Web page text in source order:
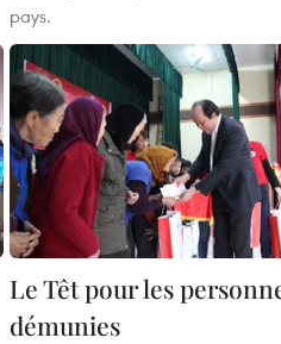
pays.
Le Têt pour les
démunies